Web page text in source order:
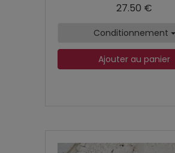
27.50 €
Conditionnement
Ajouter au panier